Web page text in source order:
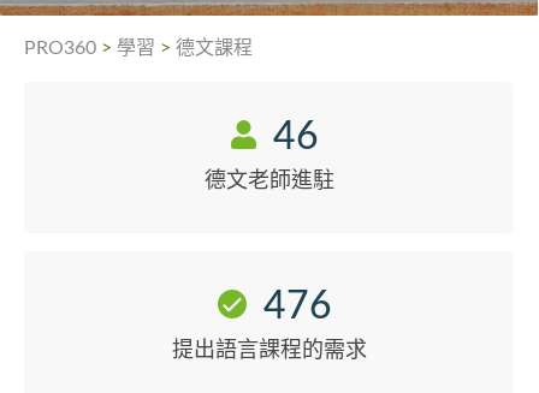
PRO360 > 學習 > 德文課程
46
德文老師進駐
476
提出語言課程的需求